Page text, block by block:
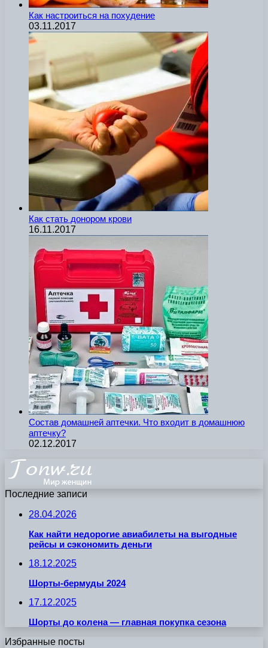
Как настроиться на похудение
03.11.2017
Как стать донором крови
16.11.2017
Состав домашней аптечки. Что входит в домашнюю
аптечку?
02.12.2017
Последние записи
28.04.2026
Как найти недорогие авиабилеты на выгодные
рейсы и сэкономить деньги
18.12.2025
Шорты-бермуды 2024
17.12.2025
Шорты до колена — главная покупка сезона
Избранные посты